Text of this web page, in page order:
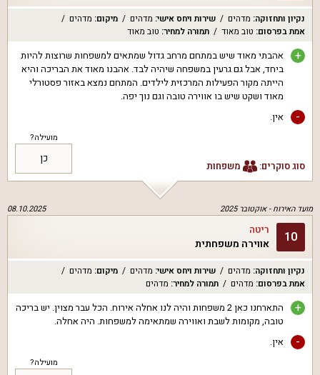
נקיון ותחזוקה: מדהים שירות ויחס אישי: מדהים מיקום: מדהים
אמת בפרסום: טוב מאוד תמורה למחיר: טוב מאוד
+
אהבתי מאוד שיש במתחם מרחב גדול שמתאים למשפחות שרוצות להיות
ביחד, אבל גם גרעין במשפחה שיהיה לבד. אהבנו מאוד את הבריכה והיא
הייתה מקור הפעילות המרכזית לילדים. המתחם נמצא באזור פסטורלי
מאוד ושקט שיש בו אווירה טובה וגם נוך יפה.
- אין.
סוג סוקרים: משפחות
מועילה?
כן
מועד האירוח -אוקטובר 2025 08.10.2025
10 ריטה
אווירה משפחתית
נקיון ותחזוקה: מדהים שירות ויחס אישי: מדהים מיקום: מדהים
אמת בפרסום: מדהים תמורה למחיר: מדהים
+
התארחנו כאן 2 משפחות והיה לנו אחלה אירוח. הכל עבר מצוין. יש בריכה
טובה, מקומות לשבת ואווירה שמתאימה למשפחות. היה אחלה.
- אין.
מועילה?